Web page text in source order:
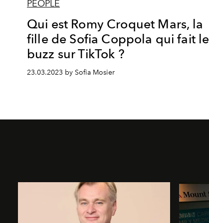
PEOPLE
Qui est Romy Croquet Mars, la
fille de Sofia Coppola qui fait le
buzz sur TikTok ?
23.03.2023 by Sofia Mosier